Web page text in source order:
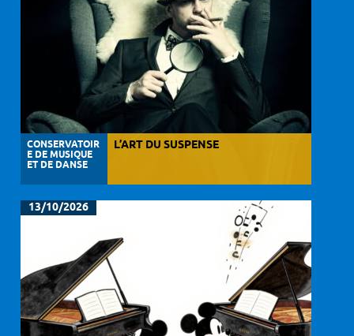
CONSERVATOIR
E DE MUSIQUE
ET DE DANSE
L’ART DU SUSPENSE
13/10/2026